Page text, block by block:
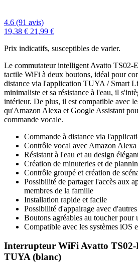
4.6 (91 avis)
19,38 € 21,99 €
Prix indicatifs, susceptibles de varier.
Le commutateur intelligent Avatto TS02-
tactile WiFi à deux boutons, idéal pour
distance via l'application TUYA / Smart
minimaliste et sa résistance à l'eau, il
intérieur. De plus, il est compatible avec
qu'Amazon Alexa et Google Assistant
commande vocale.
Commande à distance via
Contrôle vocal avec Amazon
Résistant à l'eau et au design
Création de minuteries et de
Contrôle groupé et création de
Possibilité de partager l'accès aux
membres de la famille
Installation rapide et facile
Possibilité d'appairage avec
Boutons agréables au toucher
Compatible avec les systèmes iOS
Interrupteur WiFi Avatto TS02-
TUYA (blanc)